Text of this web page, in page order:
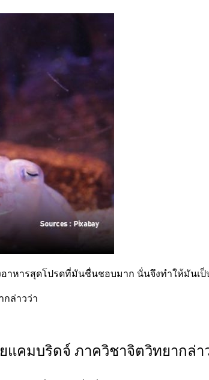
อาหารสุดโปรดที่มันชื่นชอบมาก นั่นจึงทำให้มั
กล่าวว่า
แคมบริดจ์ ภาควิชาจิตวิทยากล่า